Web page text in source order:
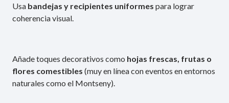
Usa bandejas y recipientes uniformes para lograr
coherencia visual.
Añade toques decorativos como hojas frescas, frutas o
flores comestibles (muy en línea con eventos en entornos
naturales como el Montseny).